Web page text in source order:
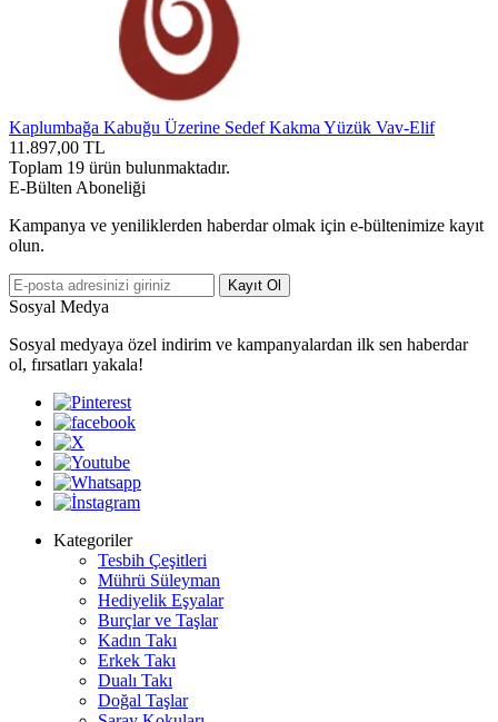
Kaplumbağa Kabuğu Üzerine Sedef Kakma Yüzük Vav-Elif
11.897,00 TL
Toplam 19 ürün bulunmaktadır.
E-Bülten Aboneliği
Kampanya ve yeniliklerden haberdar olmak için e-bültenimize kayıt
olun.
Kayıt Ol
Sosyal Medya
Sosyal medyaya özel indirim ve kampanyalardan ilk sen haberdar
ol, fırsatları yakala!
Kategoriler
Tesbih Çeşitleri
Mührü Süleyman
Hediyelik Eşyalar
Burçlar ve Taşlar
Kadın Takı
Erkek Takı
Dualı Takı
Doğal Taşlar